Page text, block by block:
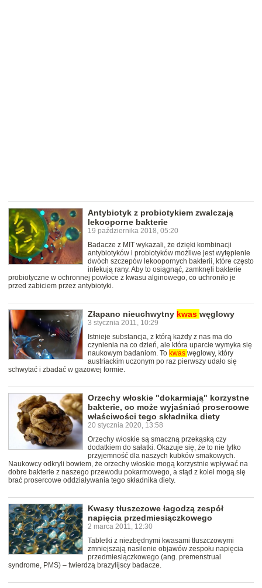
Antybiotyk z probiotykiem zwalczają
lekooporne bakterie
19 października 2018, 05:20
Badacze z MIT wykazali, że dzięki kombinacji
antybiotyków i probiotyków możliwe jest wytępienie
dwóch szczepów lekoopornych bakterii, które często
infekują rany. Aby to osiągnąć, zamknęli bakterie
probiotyczne w ochronnej powłoce z kwasu alginowego, co uchroniło je
przed zabiciem przez antybiotyki.
Złapano nieuchwytny kwas węglowy
3 stycznia 2011, 10:29
Istnieje substancja, z którą każdy z nas ma do
czynienia na co dzień, ale która uparcie wymyka się
naukowym badaniom. To kwas węglowy, który
austriackim uczonym po raz pierwszy udało się
schwytać i zbadać w gazowej formie.
Orzechy włoskie "dokarmiają" korzystne
bakterie, co może wyjaśniać prosercowe
właściwości tego składnika diety
20 stycznia 2020, 13:58
Orzechy włoskie są smaczną przekąską czy
dodatkiem do sałatki. Okazuje się, że to nie tylko
przyjemność dla naszych kubków smakowych.
Naukowcy odkryli bowiem, że orzechy włoskie mogą korzystnie wpływać na
dobre bakterie z naszego przewodu pokarmowego, a stąd z kolei mogą się
brać prosercowe oddziaływania tego składnika diety.
Kwasy tłuszczowe łagodzą zespół
napięcia przedmiesiączkowego
2 marca 2011, 12:30
Tabletki z niezbędnymi kwasami tłuszczowymi
zmniejszają nasilenie objawów zespołu napięcia
przedmiesiączkowego (ang. premenstrual
syndrome, PMS) – twierdzą brazylijscy badacze.